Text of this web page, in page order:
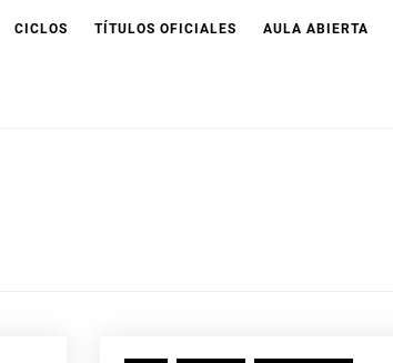
CICLOS TÍTULOS OFICIALES AULA ABIERTA